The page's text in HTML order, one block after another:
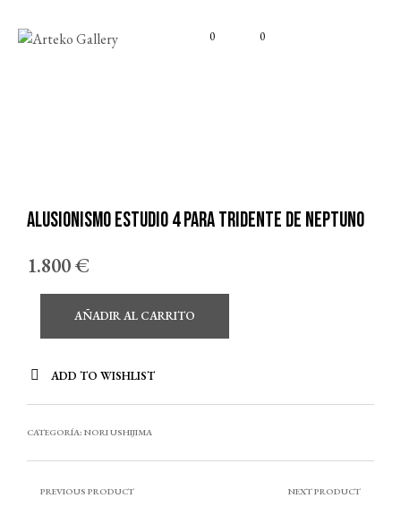
0 0
ALUSIONISMO Estudio 4 para tridente de Neptuno
1.800€
AÑADIR AL CARRITO
ADD TO WISHLIST
CATEGORÍA: NORI USHIJIMA
PREVIOUS PRODUCT NEXT PRODUCT